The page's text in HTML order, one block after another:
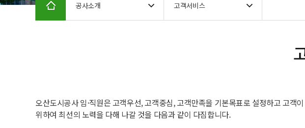
공사소개 고객서비스
오산도시공사 임·직원은 고객우선, 고객중심, 고객만족을 기본목표로 설정하고 고
위하여 최선의 노력을 다해 나갈 것을 다음과 같이 다짐합니다.